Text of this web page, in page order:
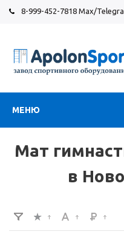
8-999-452-7818 Max/
МЕНЮ
Мат
в